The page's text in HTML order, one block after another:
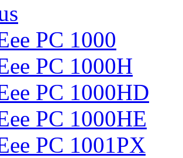
PC 1000
PC 1000H
PC 1000HD
PC 1000HE
PC 1001PX